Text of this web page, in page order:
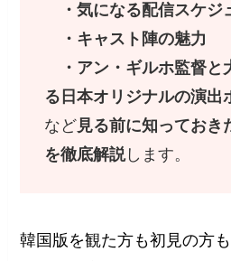
・気になる配信スケジ
・キャスト陣の魅力
・アン・ギルホ監督と
る日本オリジナルの演出
など見る前に知っておき
を徹底解説します。
韓国版を観た方も初見の方